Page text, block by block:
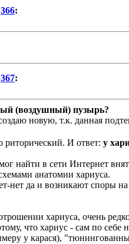
366:
367:
(воздушный) пузырь?
новую, т.к. данная
риторический. И ответ: у
найти в сети Интернет
анатомии хариуса.
нет да и возникают споры на
хариуса, очень
что хариус - сам по
у карася),